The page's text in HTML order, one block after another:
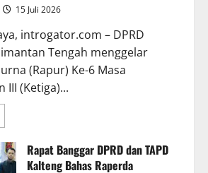
15 Juli 2026
introgator.com – DPRD
Tengah menggelar
(Rapur) Ke-6 Masa
III (Ketiga)...
Rapur
Rapat Banggar DPRD dan TAPD
Kalteng Bahas Raperda